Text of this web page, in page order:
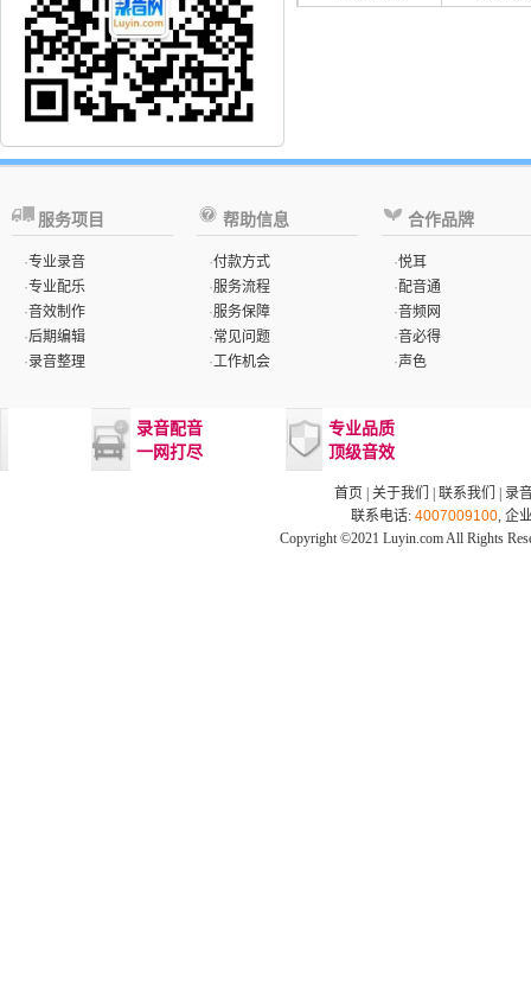
服务项目
·专业录音
·专业配乐
·音效制作
·后期编辑
·录音整理
帮助信息
·付款方式
·服务流程
·服务保障
·常见问题
·工作机会
合作品牌
·悦耳
·配音通
·音频网
·音必得
·声色
录音配音
一网打尽
专业品质
顶级音效
首页 关于我们 联系我们
录
联系电话: 4007009100, 企
Copyright ©2021 Luyin.com All Rights